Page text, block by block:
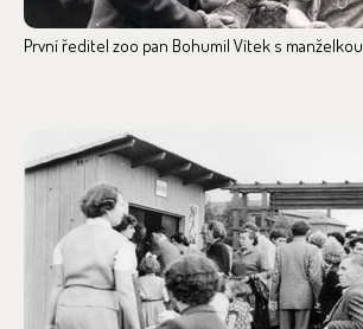
První ředitel zoo pan Bohumil Vítek s manželkou